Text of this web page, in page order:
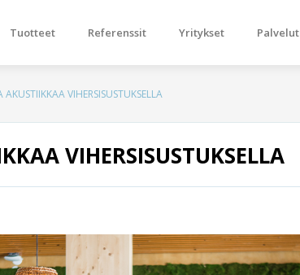
Tuotteet Referenssit Yritykset Palvelut
AKUSTIIKKAA VIHERSISUSTUKSELLA
VIHERSISUSTUKSELLA